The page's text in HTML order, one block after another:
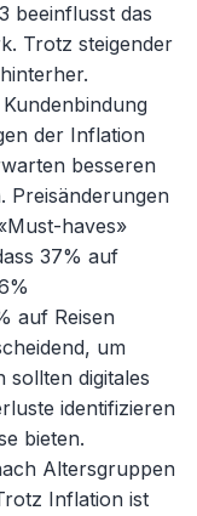
beeinflusst das
Trotz steigender
der Inflation
besseren
Preisänderungen
haves»
37% auf
auf Reisen
um
sollten digitales
identifizieren
bieten.
Altersgruppen
Inflation ist